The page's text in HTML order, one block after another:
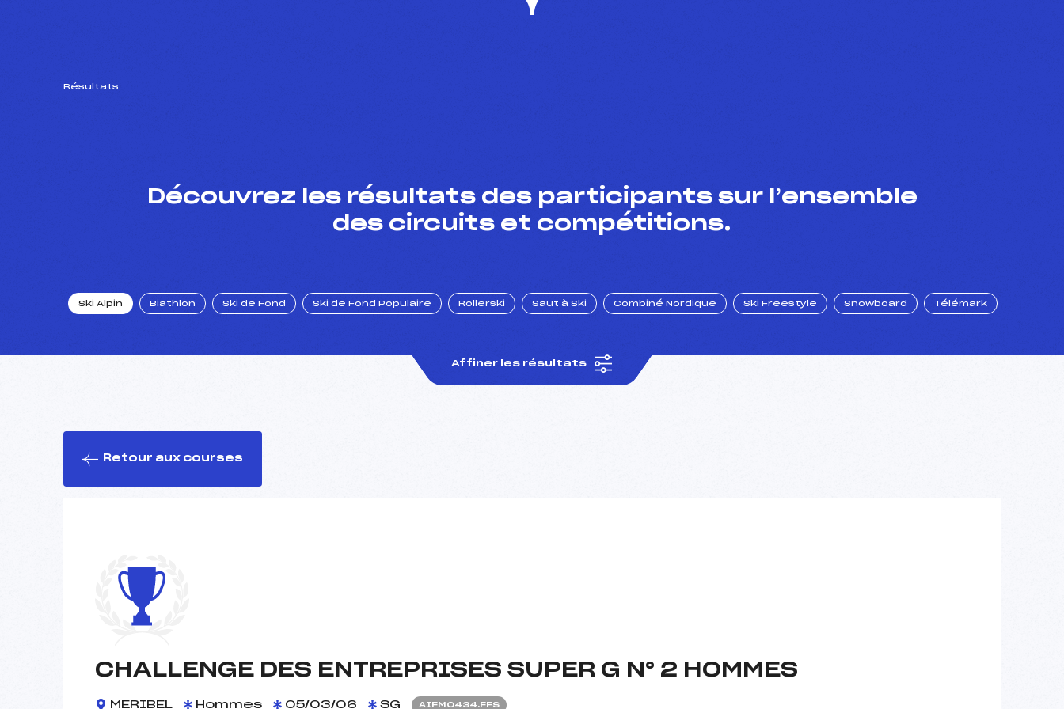
Résultats
Découvrez les résultats des participants sur l’ensemble
des circuits et compétitions.
Ski Alpin Biathlon Ski de Fond Ski de Fond Populaire Rollerski Saut à Ski Combiné Nordique Ski Freestyle Snowboard Télémark
Affiner les résultats
Retour aux courses
CHALLENGE DES ENTREPRISES SUPER G N° 2 HOMMES
MERIBEL Hommes 05/03/06 SG AIFM0434.FFS